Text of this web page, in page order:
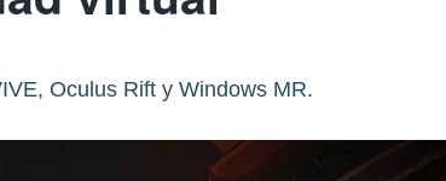
Oculus Rift y Windows MR.